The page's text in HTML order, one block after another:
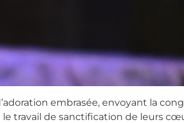
embrasée, envoyant la
travail de sanctification de leurs